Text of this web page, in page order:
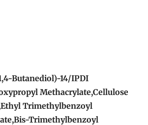
Butanediol)-14/IPDI
Methacrylate,Cellulose
Trimethylbenzoyl
Trimethylbenzoyl